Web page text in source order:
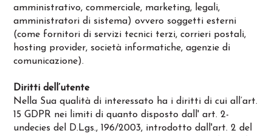
amministrativo, commerciale, marketing, legali,
amministratori di sistema) ovvero soggetti esterni
(come fornitori di servizi tecnici terzi, corrieri postali,
hosting provider, società informatiche, agenzie di
comunicazione).
Diritti dell’utente
Nella Sua qualità di interessato ha i diritti di cui all’art.
15 GDPR nei limiti di quanto disposto dall' art. 2-
undecies del D.Lgs., 196/2003, introdotto dall'art. 2 del